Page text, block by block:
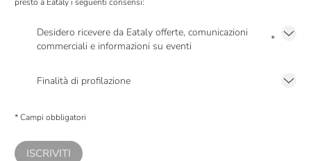
Desidero ricevere da Eataly offerte, comunicazioni
commerciali e informazioni su eventi
*
Finalità di profilazione
comunicazioni commerciali personalizzate, in caso di consenso prestato ai
* Campi obbligatori
ISCRIVITI